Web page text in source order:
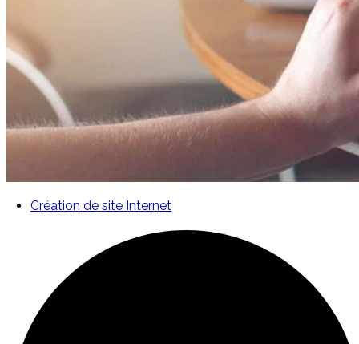
Création de site Internet